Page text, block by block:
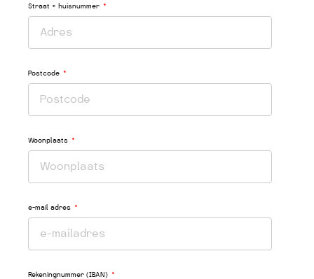
Straat + huisnummer
Postcode
Woonplaats
e-mail adres
Rekeningnummer (IBAN)